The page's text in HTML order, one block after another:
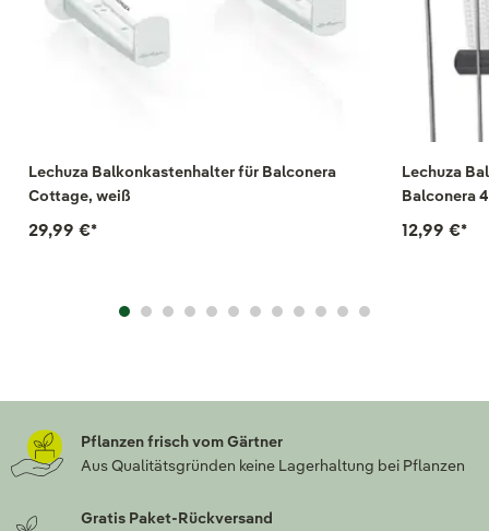
Lechuza Balkonkastenhalter für Balconera
Cottage, weiß
29,99 €*
Lechuza
Balconera
12,99 €*
Pflanzen frisch vom Gärtner
Aus Qualitätsgründen keine Lagerhaltung bei Pflanzen
Gratis Paket-Rückversand